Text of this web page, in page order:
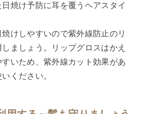
焼け予防に耳を覆うヘアスタイ
けしやすいので紫外線防止のリ
ましょう。リップグロスはかえ
いため、紫外線カット効果があ
ください。